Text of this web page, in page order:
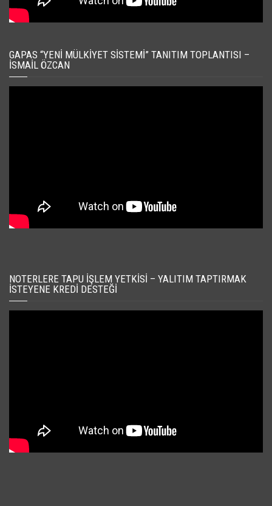
GAPAS “YENI MÜLKIYET SISTEMI” TANITIM TOPLANTISI –
İSMAIL ÖZCAN
NOTERLERE TAPU İŞLEM YETKISI – YALITIM TAPTIRMAK
İSTEYENE KREDI DESTEĞI